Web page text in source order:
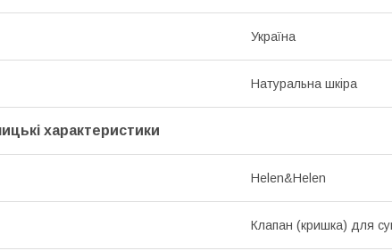
Україна
Натуральна шкіра
характеристики
Helen&Helen
Клапан (кришка) для